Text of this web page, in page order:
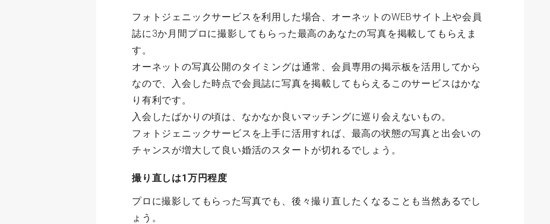
フォトジェニックサービスを利用した場合、オーネットのWEBサイト上や会員
誌に3か月間プロに撮影してもらった最高のあなたの写真を掲載してもらえま
す。
オーネットの写真公開のタイミングは通常、会員専用の掲示板を活用してから
なので、入会した時点で会員誌に写真を掲載してもらえるこのサービスはかな
り有利です。
入会したばかりの頃は、なかなか良いマッチングに巡り会えないもの。
フォトジェニックサービスを上手に活用すれば、最高の状態の写真と出会いの
チャンスが増大して良い婚活のスタートが切れるでしょう。
撮り直しは1万円程度
プロに撮影してもらった写真でも、後々撮り直したくなることも当然あるでし
ょう。